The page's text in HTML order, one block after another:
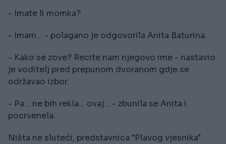
- Imate li momka?
- Imam... - polagano je odgovorila Anita Baturina.
- Kako se zove? Recite nam njegovo ime - nastavio
je voditelj pred prepunom dvoranom gdje se
održavao izbor.
- Pa... ne bih rekla... ovaj... - zbunila se Anita i
pocrvenela.
Ništa ne sluteći, predstavnica "Plavog vjesnika"